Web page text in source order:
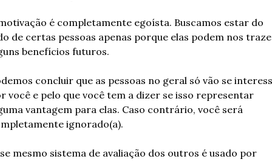
é completamente egoísta. Buscamos estar do
de certas pessoas apenas porque elas podem nos
benefícios futuros.
concluir que as pessoas no geral só vão se
você e pelo que você tem a dizer se isso representar
vantagem para elas. Caso contrário, você será
ignorado(a).
mesmo sistema de avaliação dos outros é usado por